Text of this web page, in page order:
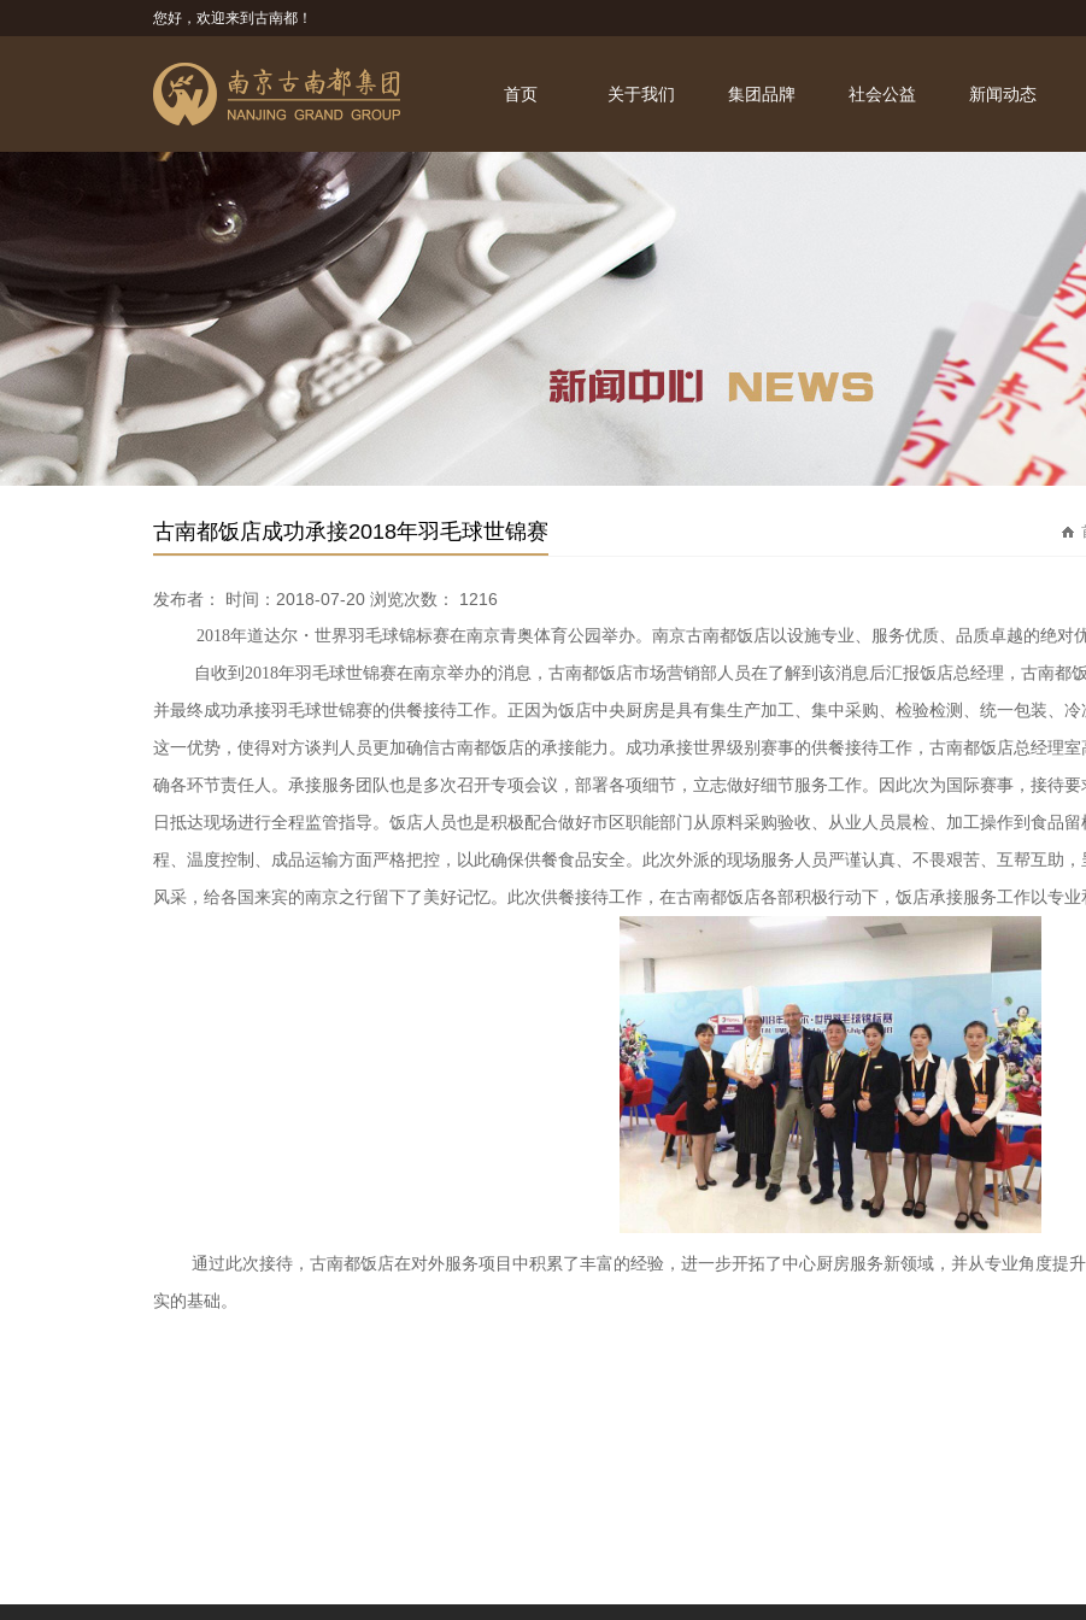
您好，欢迎来到古南都！
首页 关于我们 集团品牌 社会公益 新闻动态
古南都饭店成功承接2018年羽毛球世锦赛
发布者： 时间：2018-07-20 浏览次数： 1216
2018年道达尔・世界羽毛球锦标赛在南京青奥体育公园举办。南京古南都饭店以设施专业、服务优质、品质卓越的绝对
自收到2018年羽毛球世锦赛在南京举办的消息，古南都饭店市场营销部人员在了解到该消息后汇报饭店总经理，古南都
并最终成功承接羽毛球世锦赛的供餐接待工作。正因为饭店中央厨房是具有集生产加工、集中采购、检验检测、统一包装、
这一优势，使得对方谈判人员更加确信古南都饭店的承接能力。成功承接世界级别赛事的供餐接待工作，古南都饭店总经理
确各环节责任人。承接服务团队也是多次召开专项会议，部署各项细节，立志做好细节服务工作。因此次为国际赛事，接待
日抵达现场进行全程监管指导。饭店人员也是积极配合做好市区职能部门从原料采购验收、从业人员晨检、加工操作到食品
程、温度控制、成品运输方面严格把控，以此确保供餐食品安全。此次外派的现场服务人员严谨认真、不畏艰苦、互帮互助
风采，给各国来宾的南京之行留下了美好记忆。此次供餐接待工作，在古南都饭店各部积极行动下，饭店承接服务工作以专业
通过此次接待，古南都饭店在对外服务项目中积累了丰富的经验，进一步开拓了中心厨房服务新领域，并从专业角度提
实的基础。